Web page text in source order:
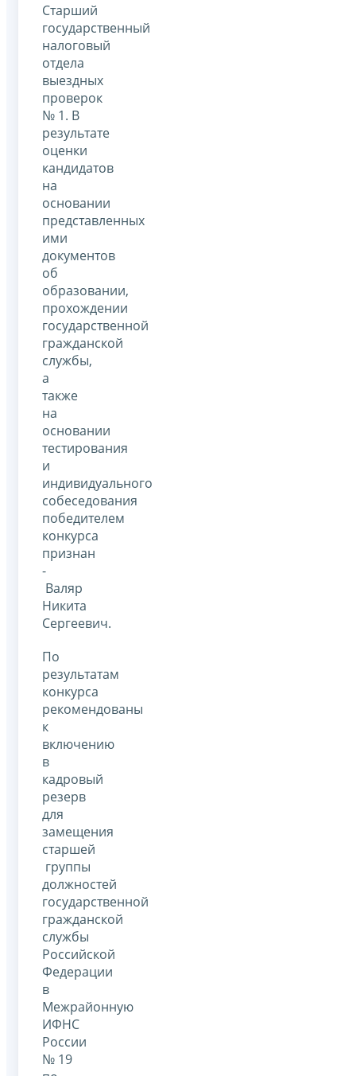
Старший
государственный
налоговый
отдела
выездных
проверок
№ 1. В
результате
оценки
кандидатов
на
основании
представленных
ими
документов
об
образовании,
прохождении
государственной
гражданской
службы,
а
также
на
основании
тестирования
и
индивидуального
собеседования
победителем
конкурса
признан
-
Валяр
Никита
Сергеевич.
По
результатам
конкурса
рекомендованы
к
включению
в
кадровый
резерв
для
замещения
старшей
группы
должностей
государственной
гражданской
службы
Российской
Федерации
в
Межрайонную
ИФНС
России
№ 19